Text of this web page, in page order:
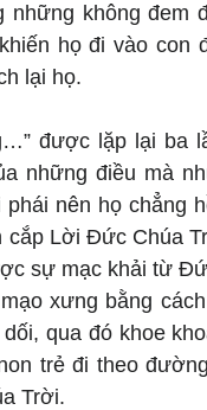
những không
họ đi vào con
lại họ.
được lặp lại ba
những điều mà
nên họ chẳng
cắp Lời Đức Chúa
sự mạc khải từ
xưng bằng
qua đó khoe
trẻ đi theo
Trời.